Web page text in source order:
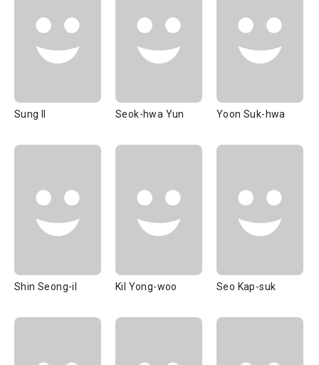
Sung Il Seok-hwa Yun Yoon Suk-hwa
Shin Seong-il Kil Yong-woo Seo Kap-suk